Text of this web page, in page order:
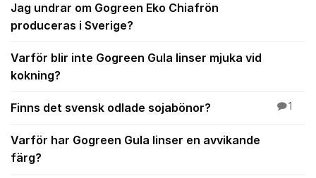
Jag undrar om Gogreen Eko Chiafrön
produceras i Sverige?
Varför blir inte Gogreen Gula linser mjuka vid
kokning?
Finns det svensk odlade sojabönor? 1
Varför har Gogreen Gula linser en avvikande
färg?